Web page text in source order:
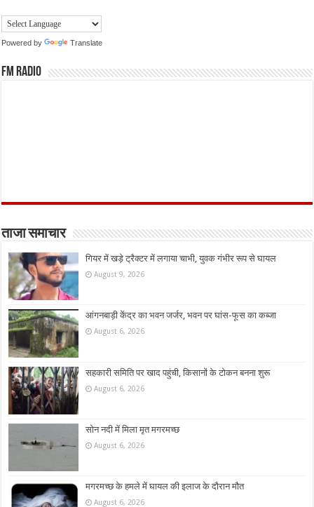
Powered by Translate
FM Radio
ताजा समाचार
गियर में खड़े ट्रैक्टर में लगाया चाभी, युवक गंभीर रूप से घायल
August 9, 2026
आंगनबाड़ी केंद्र का भवन जर्जर, भवन पर घांस-फूस का कब्जा
August 6, 2026
सहकारी समिति पर खाद पहुंची, किसानों के टोकन बनना शुरू
August 6, 2026
सोन नदी में मिला मृत मगरमच्छ
August 6, 2026
मगरमच्छ के हमले में घायल की इलाज के दौरान मौत
August 6, 2026